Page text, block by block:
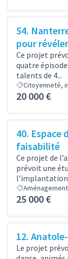
54.
pour
Ce projet
quatre
talents de 4...
Citoyenneté,
20 000 €
40. Espace
faisabilité
Ce projet de
prévoit une
l’implantation
25 000 €
12.
Le projet